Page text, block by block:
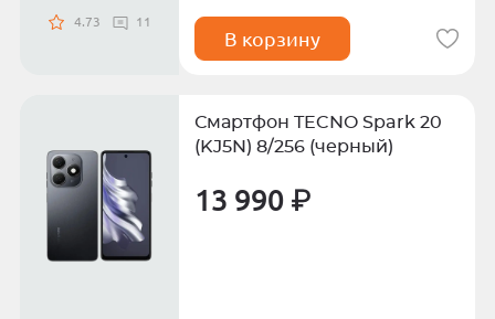
4.73 11
В корзину
Смартфон TECNO Spark 20
(KJ5N) 8/256 (черный)
13 990 ₽